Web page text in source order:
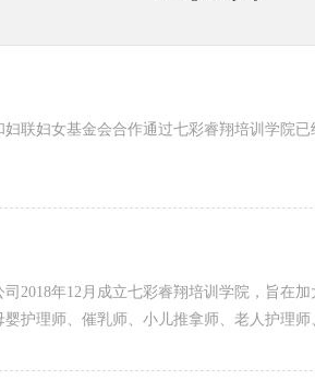
联妇女基金会合作通过七彩睿翔培训学院
2018年12月成立七彩睿翔培训学院，旨在
护理师、催乳师、小儿推拿师、老人护理师